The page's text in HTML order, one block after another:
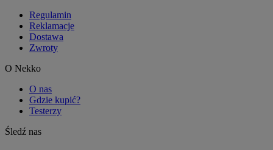
Regulamin
Reklamacje
Dostawa
Zwroty
O Nekko
O nas
Gdzie kupić?
Testerzy
Śledź nas